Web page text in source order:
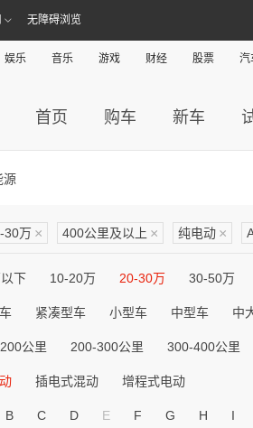
无障碍浏览
娱乐 音乐 游戏 财经 股票 汽
首页 购车 新车
源
30万 × 400公里及以上 × 纯电动 ×
下 10-20万 20-30万 30-50万
紧凑型车 小型车 中型车 中
公里 200-300公里 300-400公里
插电式混动 增程式电动
B C D E F G H I